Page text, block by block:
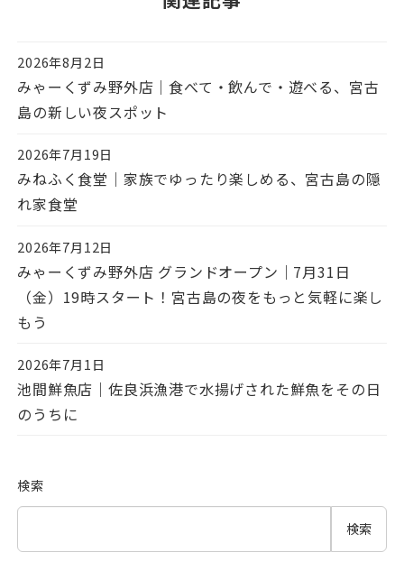
投稿日
2026年8月2日
みゃーくずみ野外店｜食べて・飲んで・遊べる、宮古
島の新しい夜スポット
投稿日
2026年7月19日
みねふく食堂｜家族でゆったり楽しめる、宮古島の隠
れ家食堂
投稿日
2026年7月12日
みゃーくずみ野外店 グランドオープン｜7月31日
（金）19時スタート！宮古島の夜をもっと気軽に楽し
もう
投稿日
2026年7月1日
池間鮮魚店｜佐良浜漁港で水揚げされた鮮魚をその日
のうちに
検索
検索